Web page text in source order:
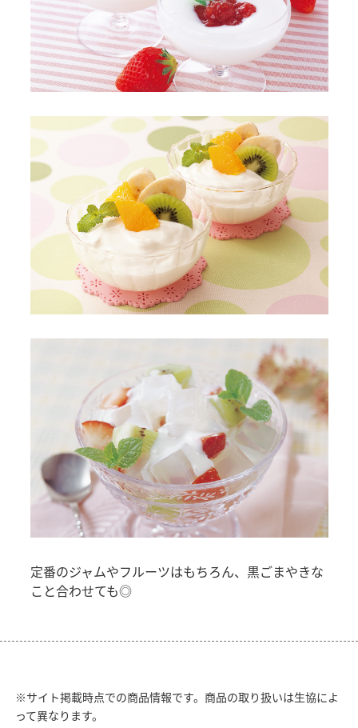
定番のジャムやフルーツはもちろん、黒ごまやきな
こと合わせても◎
※サイト掲載時点での商品情報です。商品の取り扱いは生協によ
って異なります。